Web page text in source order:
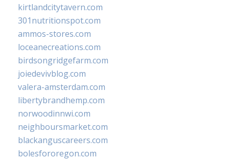
kirtlandcitytavern.com
301nutritionspot.com
ammos-stores.com
loceanecreations.com
birdsongridgefarm.com
joiedevivblog.com
valera-amsterdam.com
libertybrandhemp.com
norwoodinnwi.com
neighboursmarket.com
blackanguscareers.com
bolesfororegon.com